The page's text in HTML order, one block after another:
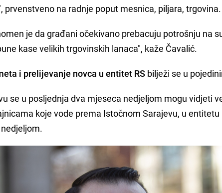
prvenstveno na radnje poput mesnica, piljara, trgovina.
je da građani očekivano prebacuju potrošnju na
kase velikih trgovinskih lanaca", kaže Čavalić.
i prelijevanje novca u entitet RS bilježi se u
se u posljednja dva mjeseca nedjeljom mogu vidjeti
koje vode prema Istočnom Sarajevu, u